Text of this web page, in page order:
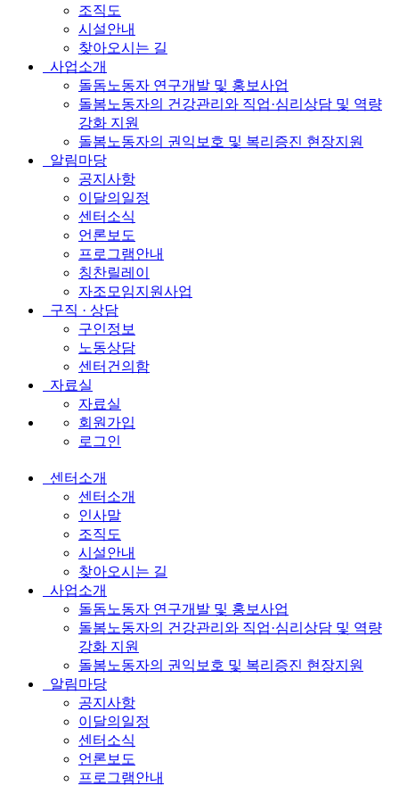
조직도
시설안내
찾아오시는 길
사업소개
돌돔노동자 연구개발 및 홍보사업
돌봄노동자의 건강관리와 직업·심리상담 및 역량
강화 지원
돌봄노동자의 권익보호 및 복리증진 현장지원
알림마당
공지사항
이달의일정
센터소식
언론보도
프로그램안내
칭찬릴레이
자조모임지원사업
구직 · 상담
구인정보
노동상담
센터건의함
자료실
자료실
회원가입
로그인
센터소개
센터소개
인사말
조직도
시설안내
찾아오시는 길
사업소개
돌돔노동자 연구개발 및 홍보사업
돌봄노동자의 건강관리와 직업·심리상담 및 역량
강화 지원
돌봄노동자의 권익보호 및 복리증진 현장지원
알림마당
공지사항
이달의일정
센터소식
언론보도
프로그램안내